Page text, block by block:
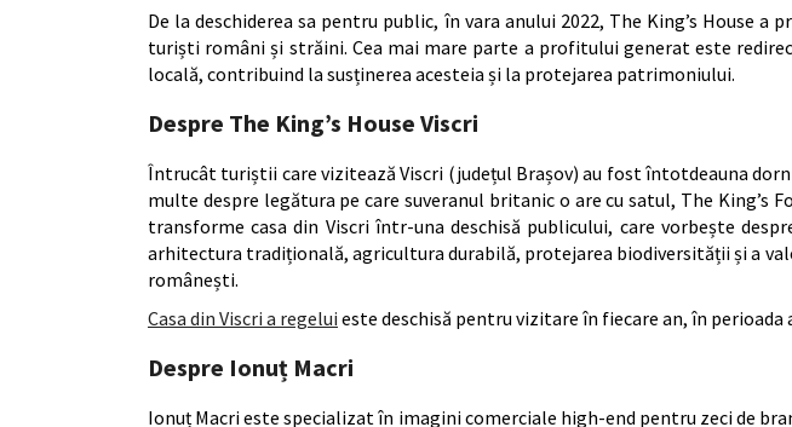
De la deschiderea sa pentru public, în vara anului 2022, The King’s House a
turiști români și străini. Cea mai mare parte a profitului generat este
locală, contribuind la susținerea acesteia și la protejarea patrimoniului.
Despre The King’s House Viscri
Întrucât turiștii care vizitează Viscri (județul Brașov) au fost întotdeauna
multe despre legătura pe care suveranul britanic o are cu satul, The King’s
transforme casa din Viscri într-una deschisă publicului, care vorbește
arhitectura tradițională, agricultura durabilă, protejarea biodiversității și a
românești.
Casa din Viscri a regelui este deschisă pentru vizitare în fiecare an, în
Despre Ionuț Macri
Ionuț Macri este specializat în imagini comerciale high-end pentru zeci de